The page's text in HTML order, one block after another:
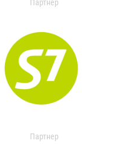
Партнер
Партнер